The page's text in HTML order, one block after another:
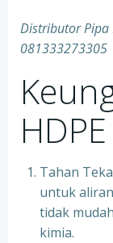
Distributor Pipa
081333273305
HDPE
Tahan
untuk
tidak
kimia.